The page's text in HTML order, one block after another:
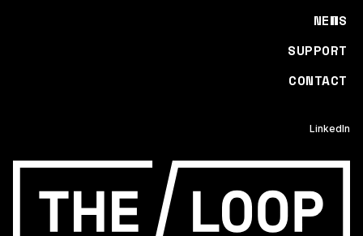
NEWS
SUPPORT
CONTACT
LinkedIn